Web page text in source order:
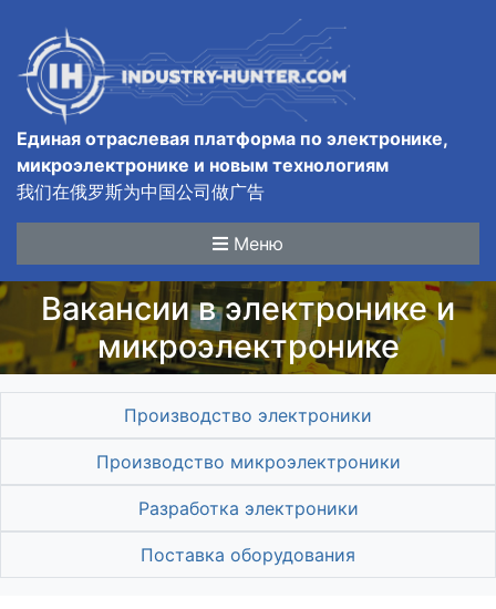
Единая отраслевая платформа по электронике,
микроэлектронике и новым технологиям
我们在俄罗斯为中国公司做广告
Меню
Вакансии в электронике и
микроэлектронике
Производство электроники
Производство микроэлектроники
Разработка электроники
Поставка оборудования